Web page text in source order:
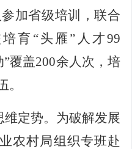
加省级培训，联合
培育 “头雁”人才99
覆盖200余人次，培
。
定势。 为破解发展
农村局组织专班赴